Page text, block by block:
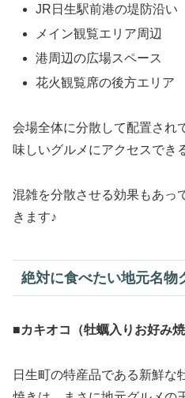
JR日生駅前港の堤防沿い
メイン観覧エリア周辺
港周辺の広場スペース
花火観覧席の後方エリア
会場全体に分散して配置され
味しいグルメにアクセスでき
混雑を分散させる効果もあっ
きます♪
絶対に食べたい地元名物
■カキオコ（牡蠣入りお好み焼
日生町の特産品である新鮮な